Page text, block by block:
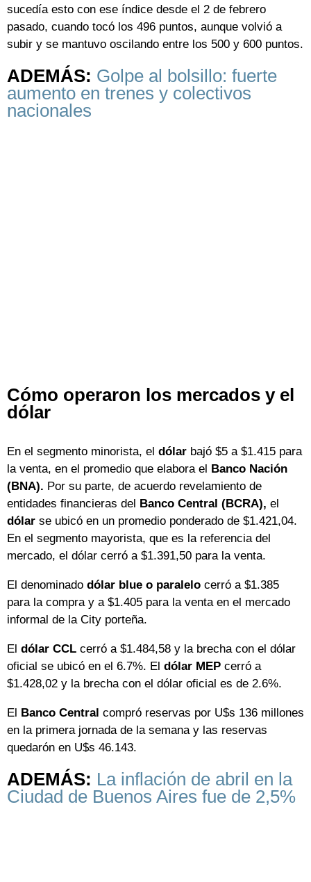
sucedía esto con ese índice desde el 2 de febrero
pasado, cuando tocó los 496 puntos, aunque volvió a
subir y se mantuvo oscilando entre los 500 y 600 puntos.
ADEMÁS: Golpe al bolsillo: fuerte
aumento en trenes y colectivos
nacionales
Cómo operaron los mercados y el
dólar
En el segmento minorista, el dólar bajó $5 a $1.415 para
la venta, en el promedio que elabora el Banco Nación
(BNA). Por su parte, de acuerdo revelamiento de
entidades financieras del Banco Central (BCRA), el
dólar se ubicó en un promedio ponderado de $1.421,04.
En el segmento mayorista, que es la referencia del
mercado, el dólar cerró a $1.391,50 para la venta.
El denominado dólar blue o paralelo cerró a $1.385
para la compra y a $1.405 para la venta en el mercado
informal de la City porteña.
El dólar CCL cerró a $1.484,58 y la brecha con el dólar
oficial se ubicó en el 6.7%. El dólar MEP cerró a
$1.428,02 y la brecha con el dólar oficial es de 2.6%.
El Banco Central compró reservas por U$s 136 millones
en la primera jornada de la semana y las reservas
quedarón en U$s 46.143.
ADEMÁS: La inflación de abril en la
Ciudad de Buenos Aires fue de 2,5%